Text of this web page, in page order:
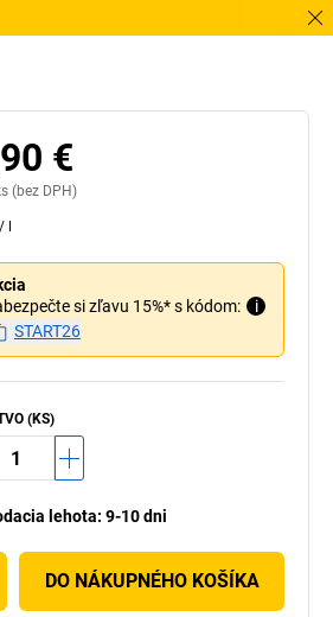
€
(bez DPH)
/
si zľavu 15%* s kódom:
i
START26
(KS)
lehota: 9-10 dni
DO NÁKUPNÉHO KOŠÍKA